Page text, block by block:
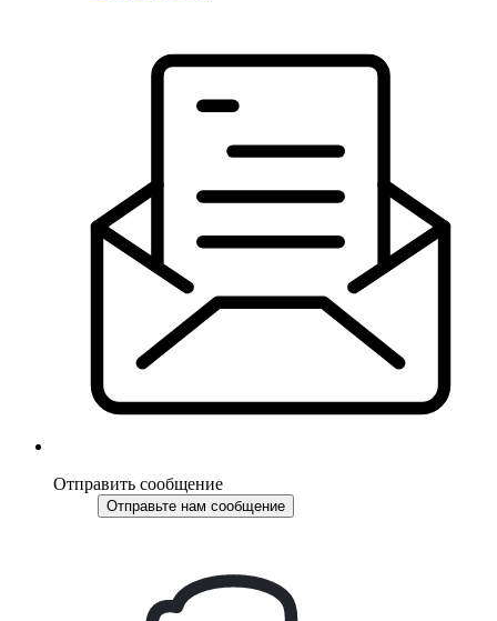
Отправить сообщение
Отправьте нам сообщение